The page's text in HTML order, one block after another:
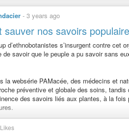
- 3 years ago
sauver nos savoirs
d’ethnobotanistes s’insurgent contre cet
de savoir que le peuple a pu savoir sans
la websérie PAMacée, des médecins et
préventive et globale des soins,
des savoirs liés aux plantes, à la
dans ce passionnant article…